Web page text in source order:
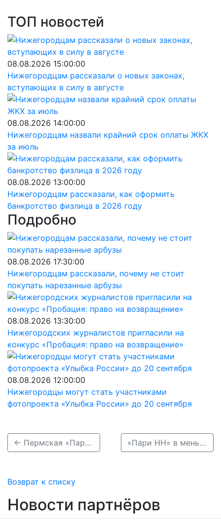
ТОП новостей
08.08.2026 15:00:00
Нижегородцам рассказали о новых законах,
вступающих в силу в августе
08.08.2026 14:00:00
Нижегородцам назвали крайний срок оплаты ЖКХ
за июль
08.08.2026 13:00:00
Нижегородцам рассказали, как оформить
банкротство физлица в 2026 году
Подробно
08.08.2026 17:30:00
Нижегородцам рассказали, почему не стоит
покупать нарезанные арбузы
08.08.2026 13:30:00
Нижегородских журналистов пригласили на
конкурс «Пробация: право на возвращение»
08.08.2026 12:00:00
Нижегородцы могут стать участниками
фотопроекта «Улыбка России» до 20 сентября
← Пермская «Парма» обыграла «Пари Нижний Новгород» со счётом 93:85 в УДС «Молот» «Пари НН» в меньшинстве обыграл «Динамо» Махачкала →
Возврат к списку
Новости партнёров